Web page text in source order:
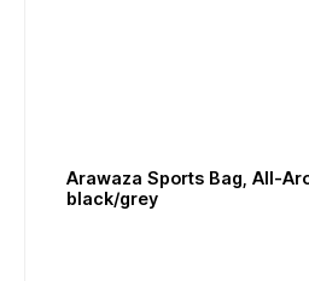
Arawaza Sports Bag, All-
black/grey